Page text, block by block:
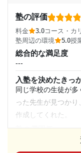
第1志望の高校に
点数も通塾前に比
志望校と合格状況
---
通年,春期講習,夏
通塾頻度
1日あたりの授業
---
講師の教え方
---
塾内の環境
自習スペースもたく
とコンセントが付い
塾周辺の環境
駅から徒歩5分圏内
たため、とても通
授業以外のサポート
って聞いてくれた
塾の評価
料金 3.0コース・カ
塾周辺の環境
5.0授
総合的な満足度
---
入塾を決めたきっ
同じ学校の生徒が
った先生が見つか
作成してくれた。